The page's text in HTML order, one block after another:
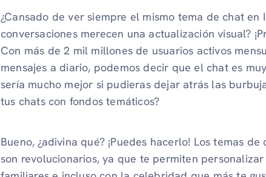
¿Cansado de ver siempre el mismo tema de chat en
conversaciones merecen una actualización visual?
Con más de 2 mil millones de usuarios activos
mensajes a diario, podemos decir que el chat es
sería mucho mejor si pudieras dejar atrás las
tus chats con fondos temáticos?
Bueno, ¿adivina qué? ¡Puedes hacerlo! Los temas
son revolucionarios, ya que te permiten